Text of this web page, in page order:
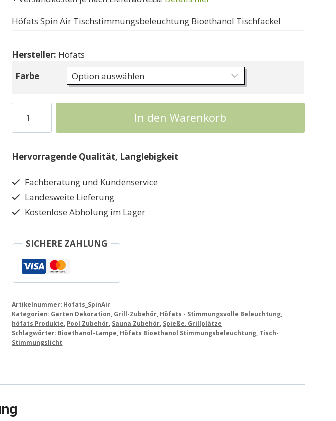
Höfats Spin Air Tischstimmungsbeleuchtung Bioethanol Tischfackel
Hersteller: Höfats
Farbe
höfats
SpinAir
Menge
In den Warenkorb
Hervorragende Qualität, Langlebigkeit
Fachberatung und Kundenservice
Landesweite Lieferung
Kostenlose Abholung im Lager
SICHERE ZAHLUNG
Artikelnummer: Hofats_SpinAir
Kategorien: Garten Dekoration Grill-Zubehör Höfats - Stimmungsvolle Beleuchtung
höfats Produkte Pool Zubehör Sauna Zubehör Spieße, Grillplätze
Schlagwörter: Bioethanol-Lampe Höfats Bioethanol Stimmungsbeleuchtung Tisch-
Stimmungslicht